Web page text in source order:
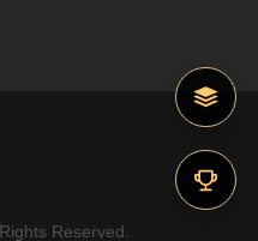
Reserved.